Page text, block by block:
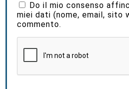
Do il mio consenso
miei dati (nome, email, sito
commento.